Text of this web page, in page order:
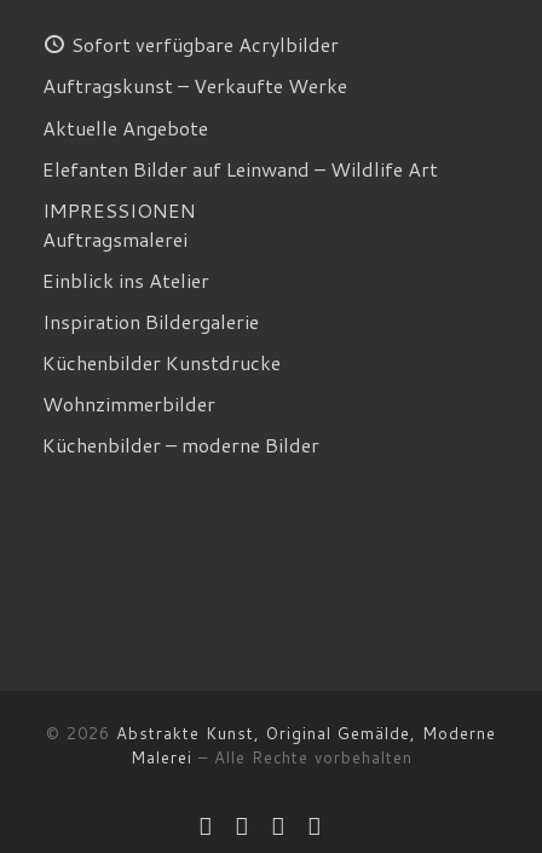
Sofort verfügbare Acrylbilder
Auftragskunst – Verkaufte Werke
Aktuelle Angebote
Elefanten Bilder auf Leinwand – Wildlife Art
IMPRESSIONEN
Auftragsmalerei
Einblick ins Atelier
Inspiration Bildergalerie
Küchenbilder Kunstdrucke
Wohnzimmerbilder
Küchenbilder – moderne Bilder
© 2026 Abstrakte Kunst, Original Gemälde, Moderne
Malerei – Alle Rechte vorbehalten